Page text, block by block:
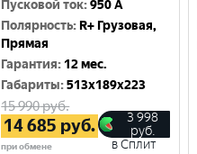
Пусковой ток:950 A
Полярность: R+ Грузовая,
Прямая
Гарантия: 12 мес.
Габариты:513x189x223
15 990руб.
14 685 руб.
при обмене
3 998
руб.
в Сплит